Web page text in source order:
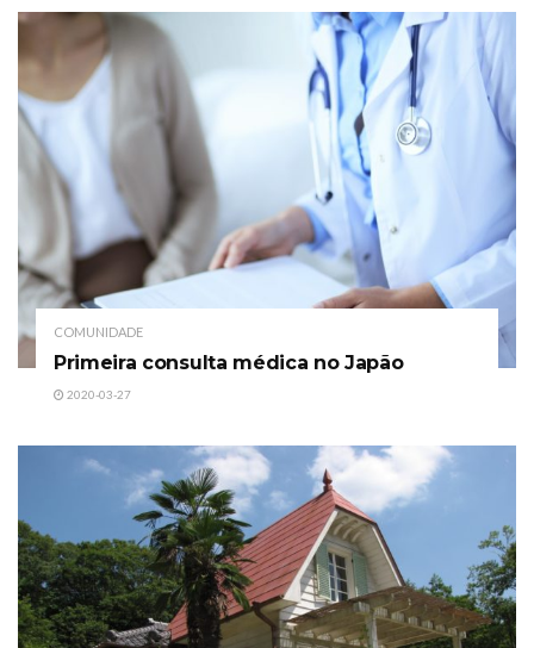
COMUNIDADE
Primeira consulta médica no Japão
2020-03-27